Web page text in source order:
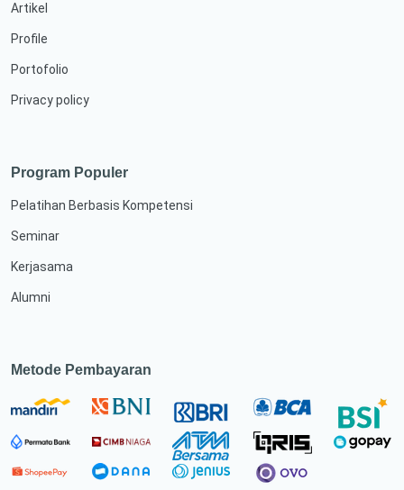
Artikel
Profile
Portofolio
Privacy policy
Program Populer
Pelatihan Berbasis Kompetensi
Seminar
Kerjasama
Alumni
Metode Pembayaran